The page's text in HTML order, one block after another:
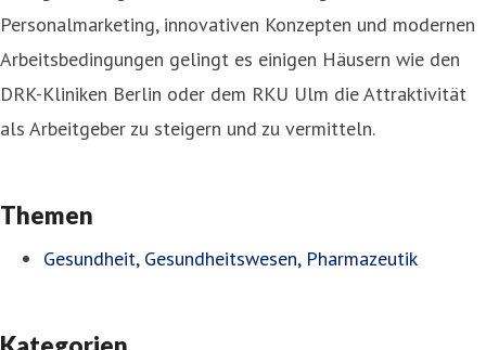
Personalmarketing, innovativen Konzepten und modernen
Arbeitsbedingungen gelingt es einigen Häusern wie den
DRK-Kliniken Berlin oder dem RKU Ulm die Attraktivität
als Arbeitgeber zu steigern und zu vermitteln.
Themen
Gesundheit, Gesundheitswesen, Pharmazeutik